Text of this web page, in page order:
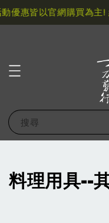
惠皆以官網購買為主!
搜尋
料理用具--